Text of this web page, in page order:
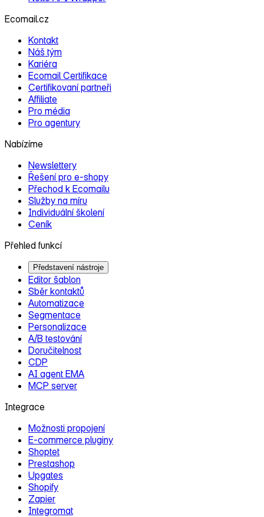
Ecomail.cz
Kontakt
Náš tým
Kariéra
Ecomail Certifikace
Certifikovaní partneři
Affiliate
Pro média
Pro agentury
Nabízíme
Newslettery
Řešení pro e‑shopy
Přechod k Ecomailu
Služby na míru
Individuální školení
Ceník
Přehled funkcí
Představení nástroje
Editor šablon
Sběr kontaktů
Automatizace
Segmentace
Personalizace
A/B testování
Doručitelnost
CDP
AI agent EMA
MCP server
Integrace
Možnosti propojení
E‑commerce pluginy
Shoptet
Prestashop
Upgates
Shopify
Zapier
Integromat